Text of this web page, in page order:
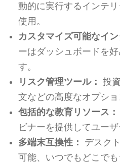
動的に実行するインテ
使用。
カスタマイズ可能なイン
ーはダッシュボードを
す。
リスク管理ツール： 投
文などの高度なオプショ
包括的な教育リソース：
ビナーを提供してユー
多端末互換性：
デスク
可能、いつでもどこでも